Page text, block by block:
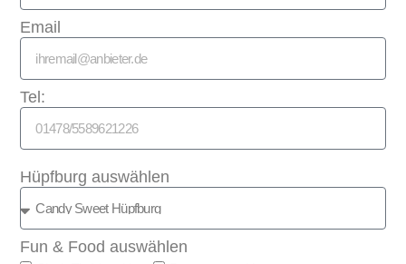
Email
Tel:
Hüpfburg auswählen
Fun & Food auswählen